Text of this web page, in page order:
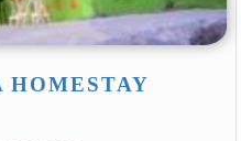
HOMESTAY